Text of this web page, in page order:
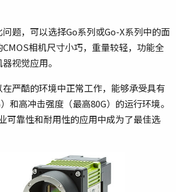
题，可以选择Go系列或Go-X系列中的面
相机尺寸小巧，重量较轻，功能全
视觉应用。
严酷的环境中正常工作，能够承受具有
和高冲击强度（最高80G）的运行环境。
可靠性和耐用性的应用中成为了最佳选